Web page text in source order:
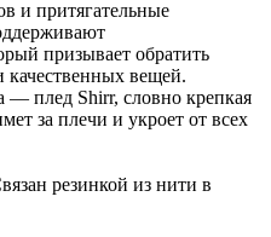
и притягательные
призывает обратить
качественных вещей.
— плед Shirr, словно крепкая
за плечи и укроет от всех
резинкой из нити в